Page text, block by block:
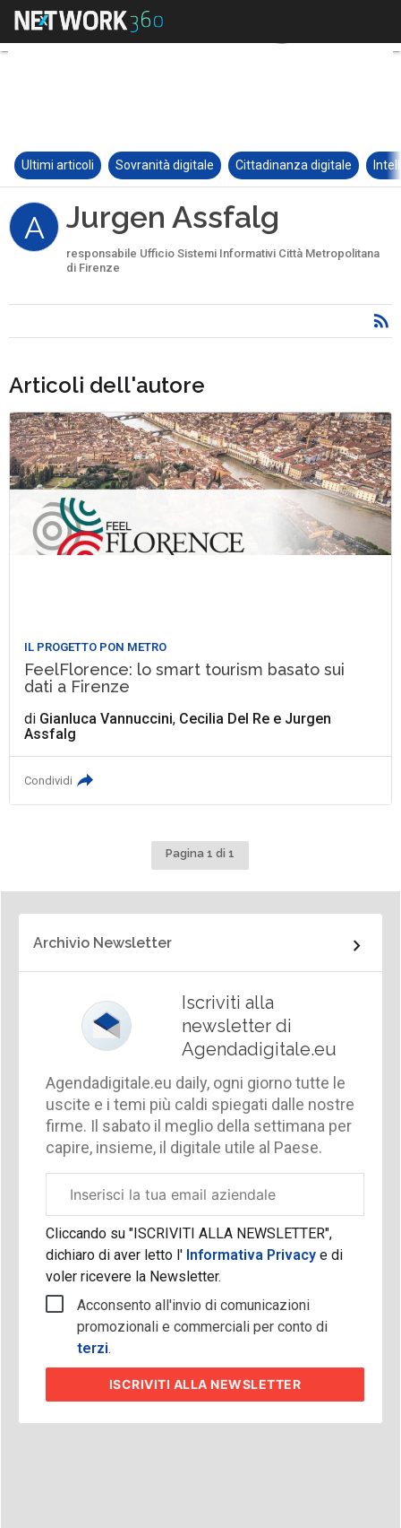
Ultimi articoli Sovranità digitale Cittadinanza digitale
A Jurgen Assfalg
responsabile Ufficio Sistemi Informativi Città Metropolitana
di Firenze
Articoli dell'autore
IL PROGETTO PON METRO
FeelFlorence: lo smart tourism basato sui
dati a Firenze
di Gianluca Vannuccini, Cecilia Del Re e Jurgen
Assfalg
Condividi
Pagina 1 di 1
Archivio Newsletter
Iscriviti alla
newsletter di
Agendadigitale.eu
Agendadigitale.eu daily, ogni giorno tutte le
uscite e i temi più caldi spiegati dalle nostre
firme. Il sabato il meglio della settimana per
capire, insieme, il digitale utile al Paese.
aziendale
Cliccando su "ISCRIVITI ALLA NEWSLETTER",
dichiaro di aver letto l'Informativa Privacy e di
voler ricevere la Newsletter.
Acconsento all'invio di comunicazioni
promozionali e commerciali per conto di
terzi.
ISCRIVITI ALLA NEWSLETTER